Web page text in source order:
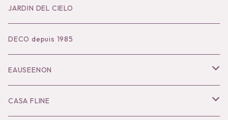
Ring
Brooch
Hair Accessories
Bottoms
Dress
Accessories
Pierce
Ear Cuff
Bangle
Ring
Tops
Bottoms
Dress
Knit
JARDIN DEL CIELO
DECO depuis 1985
EAUSEENON
Tops
CASA FLINE